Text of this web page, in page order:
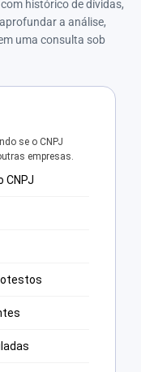
histórico de dívidas,
a análise,
uma consulta sob
se o CNPJ
empresas.
CNPJ